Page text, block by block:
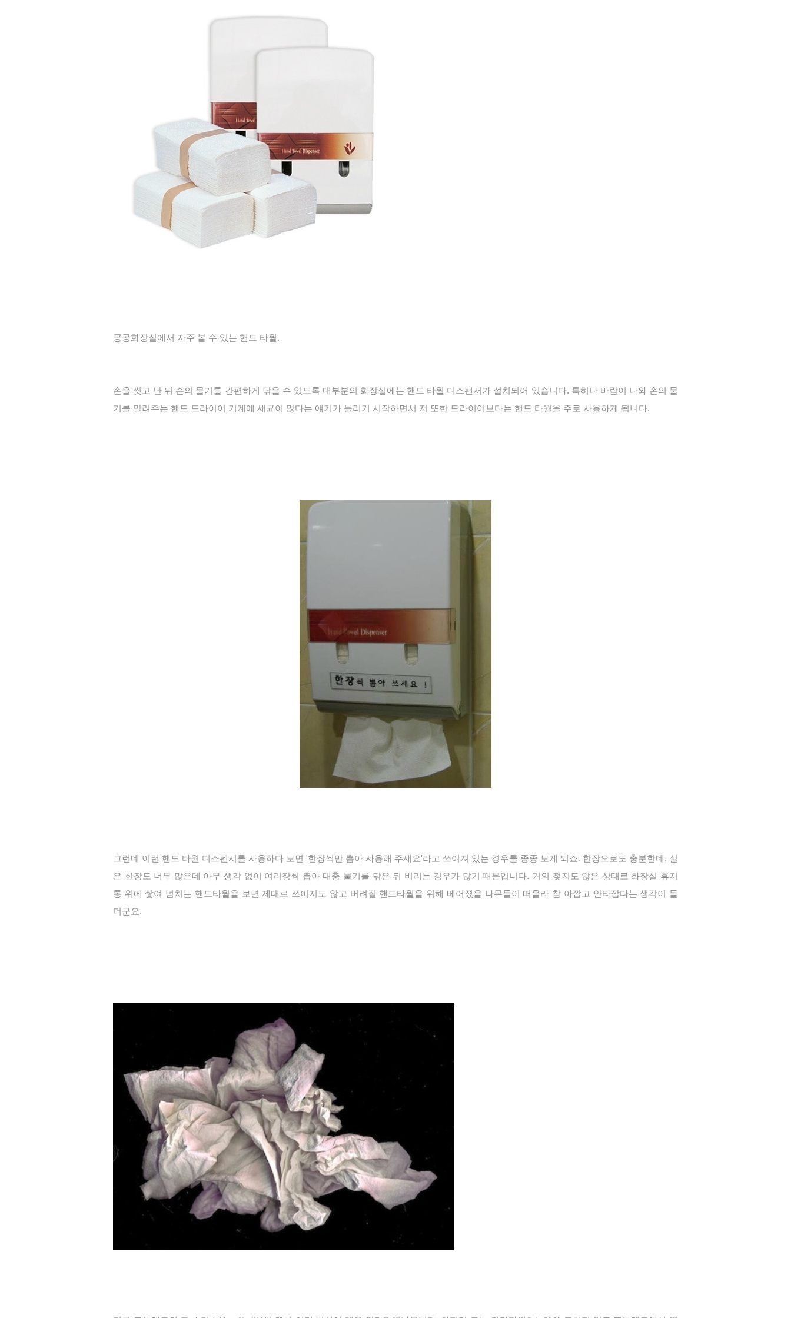
공공화장실에서 자주 볼 수 있는 핸드 타월.
손을 씻고 난 뒤 손의 물기를 간편하게 닦을 수 있도록 대부분의 화장실에는 핸드 타월 디스펜서가 설치되어 있습니다. 특히나 바람이 나와 손의 물
기를 말려주는 핸드 드라이어 기계에 세균이 많다는 얘기가 들리기 시작하면서 저 또한 드라이어보다는 핸드 타월을 주로 사용하게 됩니다.
그런데 이런 핸드 타월 디스펜서를 사용하다 보면 '한장씩만 뽑아 사용해 주세요'라고 쓰여져 있는 경우를 종종 보게 되죠. 한장으로도 충분한데, 실
은 한장도 너무 많은데 아무 생각 없이 여러장씩 뽑아 대충 물기를 닦은 뒤 버리는 경우가 많기 때문입니다. 거의 젖지도 않은 상태로 화장실 휴지
통 위에 쌓여 넘치는 핸드타월을 보면 제대로 쓰이지도 않고 버려질 핸드타월을 위해 베어졌을 나무들이 떠올라 참 아깝고 안타깝다는 생각이 들
더군요.